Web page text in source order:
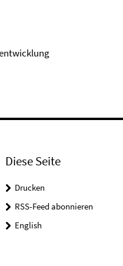
Diese Seite
Drucken
RSS-Feed abonnieren
English